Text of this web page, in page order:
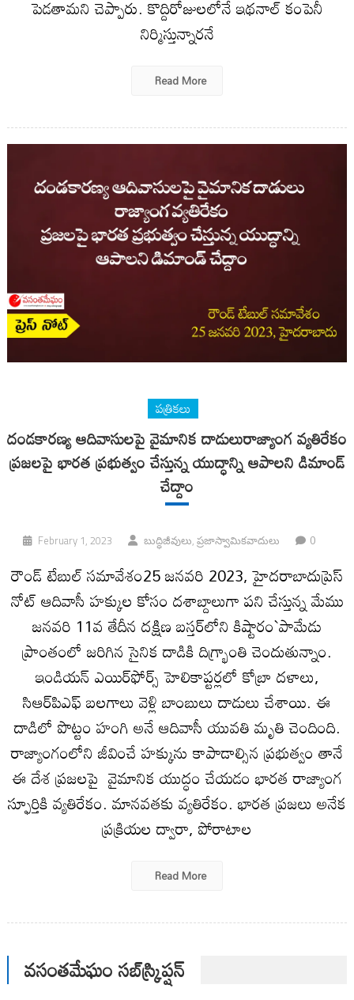
పెడతామని చెప్పారు. కొద్దిరోజులలోనే ఇథనాల్‌ కంపెనీ
నిర్మిస్తున్నారనే
Read More
పత్రికలు
దండకారణ్య ఆదివాసులపై వైమానిక దాడులురాజ్యాంగ వ్యతిరేకం
ప్రజలపై భారత ప్రభుత్వం చేస్తున్న యుద్ధాన్ని ఆపాలని డిమాండ్‌
చేద్దాం
February 1, 2023 బుద్ధిజీవులు, ప్రజాస్వామికవాదులు 0
రౌండ్‌ టేబుల్‌ సమావేశం25 జనవరి 2023, హైదరాబాదుప్రెస్‌
నోట్‌ ఆదివాసీ హక్కుల కోసం దశాబ్దాలుగా పని చేస్తున్న మేము
జనవరి 11వ తేదీన దక్షిణ బస్తర్‌లోని కిష్టారం`పామేడు
ప్రాంతంలో జరిగిన సైనిక దాడికి దిగ్భ్రాంతి చెందుతున్నాం.
ఇండియన్‌ ఎయిర్‌ఫోర్స్‌ హెలికాప్టర్లలో కోబ్రా దళాలు,
సిఆర్‌పిఎఫ్‌ బలగాలు వెళ్లి బాంబులు దాడులు చేశాయి. ఈ
దాడిలో పొట్టం హంగి అనే ఆదివాసీ యువతి మృతి చెందింది.
రాజ్యాంగంలోని జీవించే హక్కును కాపాడాల్సిన ప్రభుత్వం తానే
ఈ దేశ ప్రజలపై వైమానిక యుద్ధం చేయడం భారత రాజ్యాంగ
స్ఫూర్తికి వ్యతిరేకం. మానవతకు వ్యతిరేకం. భారత ప్రజలు అనేక
ప్రక్రియల ద్వారా, పోరాటాల
Read More
వసంతమేఘం సబ్‌స్క్రిప్షన్